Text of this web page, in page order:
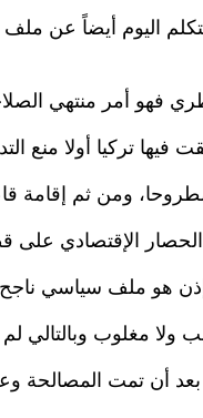
اليوم أيضاً عن ملف
فهو أمر منتهي
تركيا أولا منع
ومن ثم إقامة
الحصار الإقتصادي
هو ملف سياسي ناجح
ولا مغلوب
أن تمت المصالحة